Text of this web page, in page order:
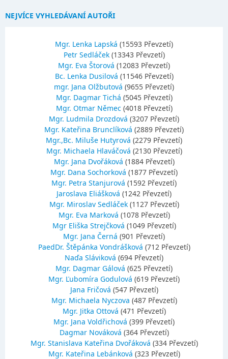
NEJVÍCE VYHLEDÁVANÍ AUTOŘI
Mgr. Lenka Lapská (15593 Převzetí)
Petr Sedláček (13343 Převzetí)
Mgr. Eva Štorová (12083 Převzetí)
Bc. Lenka Dusilová (11546 Převzetí)
mgr. Jana Olžbutová (9655 Převzetí)
Mgr. Dagmar Tichá (5045 Převzetí)
Mgr. Otmar Němec (4018 Převzetí)
Mgr. Ludmila Drozdová (3207 Převzetí)
Mgr. Kateřina Brunclíková (2889 Převzetí)
Mgr.,Bc. Miluše Hutyrová (2279 Převzetí)
Mgr. Michaela Hlaváčová (2130 Převzetí)
Mgr. Jana Dvořáková (1884 Převzetí)
Mgr. Dana Sochorková (1877 Převzetí)
Mgr. Petra Stanjurová (1592 Převzetí)
Jaroslava Eliášková (1242 Převzetí)
Mgr. Miroslav Sedláček (1127 Převzetí)
Mgr. Eva Marková (1078 Převzetí)
Mgr Eliška Strejčková (1049 Převzetí)
Mgr. Jana Černá (901 Převzetí)
PaedDr. Štěpánka Vondrášková (712 Převzetí)
Naďa Sláviková (694 Převzetí)
Mgr. Dagmar Gálová (625 Převzetí)
Mgr. Ľubomíra Godulová (619 Převzetí)
Jana Fričová (547 Převzetí)
Mgr. Michaela Nyczova (487 Převzetí)
Mgr. Jitka Ottová (471 Převzetí)
Mgr. Jana Voldřichová (399 Převzetí)
Dagmar Nováková (364 Převzetí)
Mgr. Stanislava Kateřina Dvořáková (334 Převzetí)
Mgr. Kateřina Lebánková (323 Převzetí)